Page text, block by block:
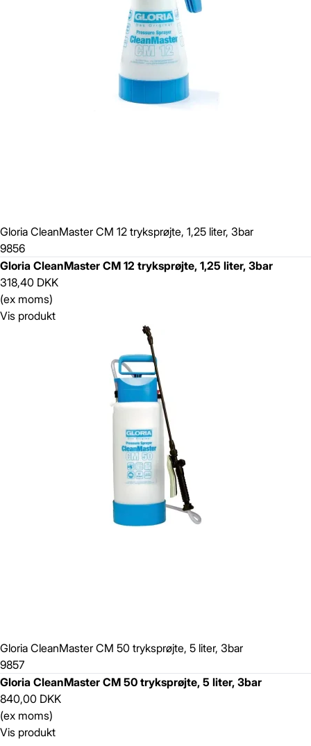
Gloria CleanMaster CM 12 tryksprøjte, 1,25 liter, 3bar
9856
Gloria CleanMaster CM 12 tryksprøjte, 1,25 liter, 3bar
318,40 DKK
(ex moms)
Vis produkt
Gloria CleanMaster CM 50 tryksprøjte, 5 liter, 3bar
9857
Gloria CleanMaster CM 50 tryksprøjte, 5 liter, 3bar
840,00 DKK
(ex moms)
Vis produkt